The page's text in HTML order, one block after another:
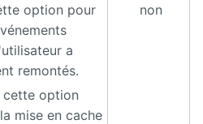
option pour
a
remontés.
cette option
mise en cache
non